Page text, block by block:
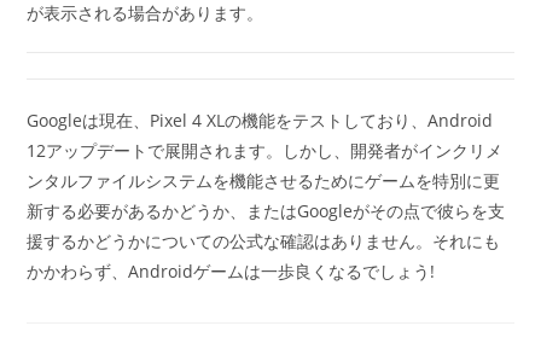
が表示される場合があります。
Googleは現在、Pixel 4 XLの機能をテストしており、Android
12アップデートで展開されます。しかし、開発者がインクリメ
ンタルファイルシステムを機能させるためにゲームを特別に更
新する必要があるかどうか、またはGoogleがその点で彼らを支
援するかどうかについての公式な確認はありません。それにも
かかわらず、Androidゲームは一歩良くなるでしょう!